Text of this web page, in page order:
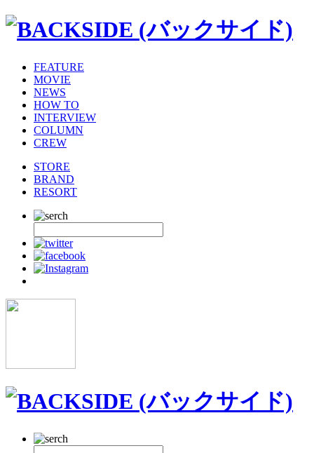
FEATURE
MOVIE
NEWS
HOW TO
INTERVIEW
COLUMN
CREW
STORE
BRAND
RESORT